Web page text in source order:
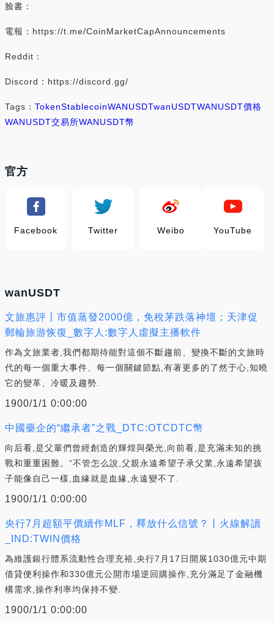
臉書：
電報：https://t.me/CoinMarketCapAnnouncements
Reddit：
Discord：https://discord.gg/
Tags： TokenStablecoinWANUSDTwanUSDTWANUSDT價格
WANUSDT交易所WANUSDT幣
官方
Facebook Twitter Weibo YouTube
wanUSDT
文旅惠評丨市值蒸發2000億，免稅茅跌落神壇；天津促
郵輪旅游恢復_數字人:數字人虛擬主播軟件
作為文旅業者,我們都期待能對這個不斷趨前、變換不斷的文旅時
代的每一個重大事件、每一個關鍵節點,有著更多的了然于心,知曉
它的變革、冷暖及趨勢.
1900/1/1 0:00:00
中國藥企的“繼承者”之戰_DTC:OTCDTC幣
向后看,是父輩們曾經創造的輝煌與榮光,向前看,是充滿未知的挑
戰和重重困難。“不管怎么說,父親永遠希望子承父業,永遠希望孩
子能像自己一樣,血緣就是血緣,永遠變不了.
1900/1/1 0:00:00
央行7月超額平價續作MLF，釋放什么信號？丨火線解讀
_IND:TWIN價格
為維護銀行體系流動性合理充裕,央行7月17日開展1030億元中期
借貸便利操作和330億元公開市場逆回購操作,充分滿足了金融機
構需求,操作利率均保持不變.
1900/1/1 0:00:00